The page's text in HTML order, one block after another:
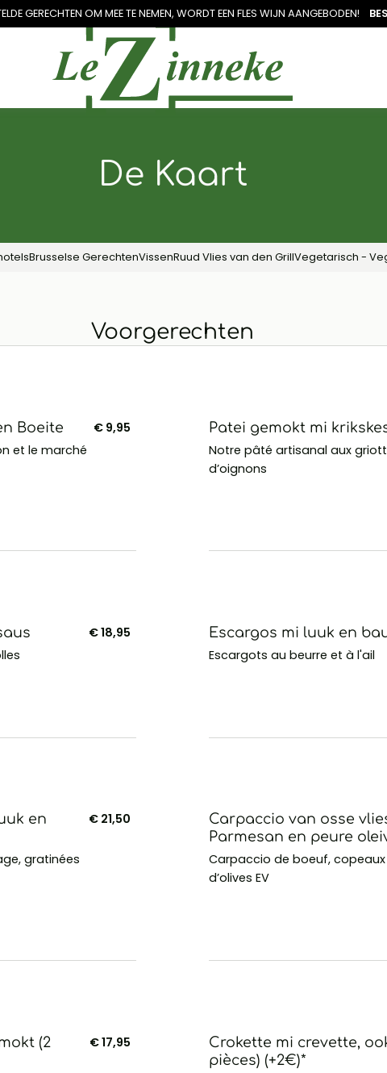
GERECHTEN OM MEE TE NEMEN, WORDT EEN FLES WIJN AANGEBODEN!
De Kaart
Brusselse GerechtenVissenRuud Vlies van den GrillVegetarisch -
Voorgerechten
Boeite
et le marché
€ 9,95
Patei gemokt mi
Notre pâté artisanal aux
d’oignons
€ 18,95
Escargos mi luuk en
Escargots au beurre et à l'ail
en
gratinées
€ 21,50
Carpaccio van osse
Parmesan en peure
Carpaccio de boeuf,
d’olives EV
(2
€ 17,95
Crokette mi crevette,
pièces) (+2€)*